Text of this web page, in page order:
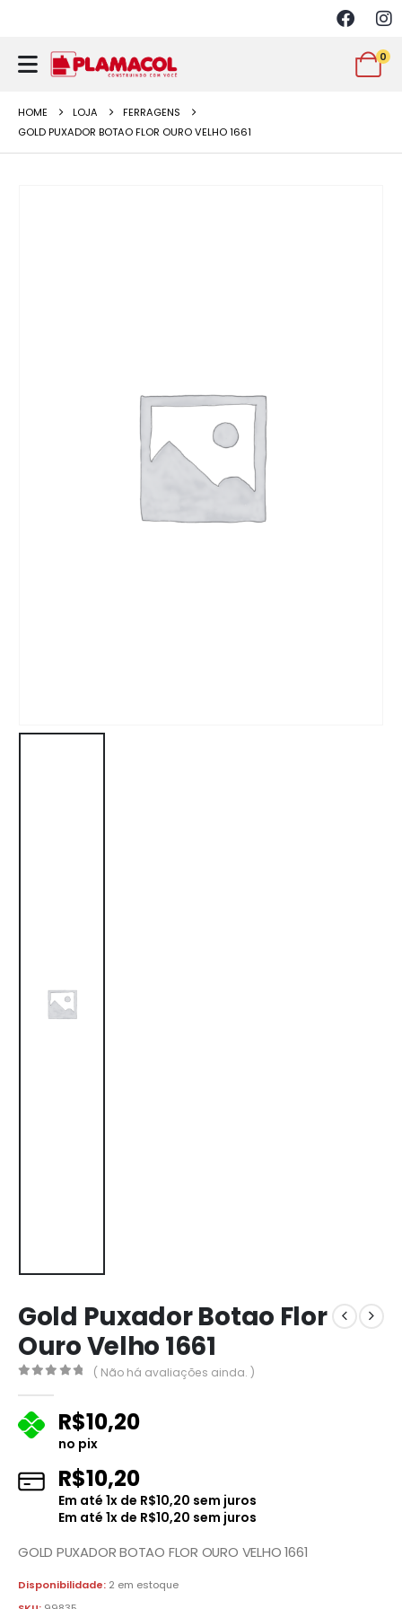
0
HOME LOJA
FERRAGENS
GOLD PUXADOR BOTAO FLOR OURO VELHO 1661
Gold Puxador Botao Flor
Ouro Velho 1661
( Não há avaliações ainda. )
R$10,20
no pix
R$10,20
Em até 1x de R$10,20 sem juros
Em até 1x de R$10,20 sem juros
GOLD PUXADOR BOTAO FLOR OURO VELHO 1661
Disponibilidade: 2 em estoque